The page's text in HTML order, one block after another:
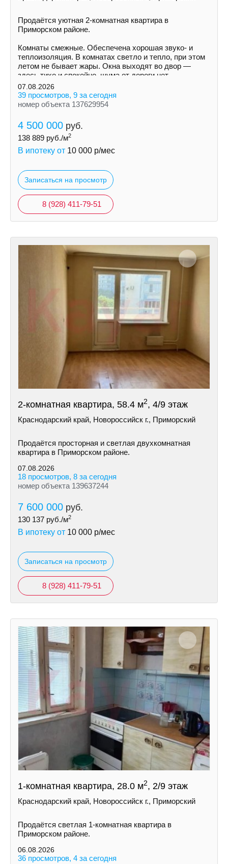
Продаётся уютная 2-комнатная квартира в
Приморском районе.
Комнаты смежные. Обеспечена хорошая звуко- и
теплоизоляция. В комнатах светло и тепло, при этом
летом не бывает жары. Окна выходят во двор —
здесь тихо и спокойно, шума от дороги нет.
07.08.2026
39 просмотров, 9 за сегодня
номер объекта 137629954
4 500 000 руб.
138 889 руб./м2
В ипотеку от 10 000 р/мес
Записаться на просмотр
8 (928) 411-79-51
2-комнатная квартира, 58.4 м2, 4/9 этаж
Краснодарский край, Новороссийск г., Приморский
Продаётся просторная и светлая двухкомнатная
квартира в Приморском районе.
07.08.2026
18 просмотров, 8 за сегодня
номер объекта 139637244
7 600 000 руб.
130 137 руб./м2
В ипотеку от 10 000 р/мес
Записаться на просмотр
8 (928) 411-79-51
1-комнатная квартира, 28.0 м2, 2/9 этаж
Краснодарский край, Новороссийск г., Приморский
Продаётся светлая 1-комнатная квартира в
Приморском районе.
06.08.2026
36 просмотров, 4 за сегодня